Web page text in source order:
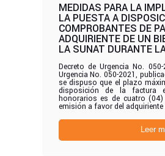
MEDIDAS PARA LA
LA PUESTA A
COMPROBANTES DE
ADQUIRIENTE DE UN
LA SUNAT DURANTE
Decreto de Urgencia No.
Urgencia No. 050-2021,
se dispuso que el plazo
disposición de la factura
honorarios es de cuatro
emisión a favor del
Leer